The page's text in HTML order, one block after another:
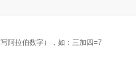
阿拉伯数字），如：三加四=7